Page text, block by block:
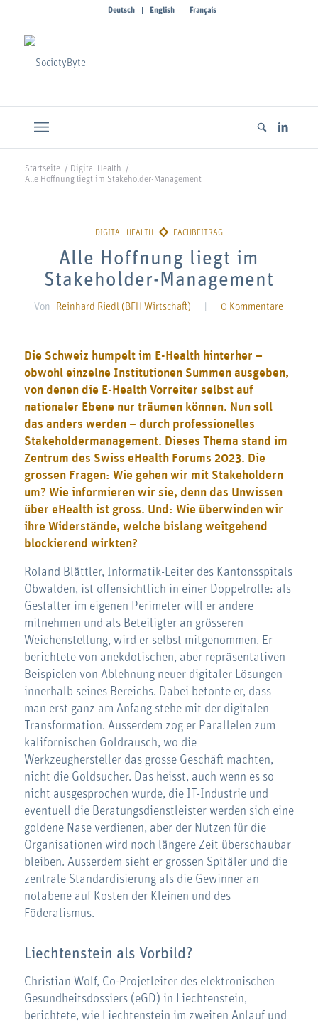
Deutsch English Français
Startseite / Digital Health
/
Alle Hoffnung liegt im Stakeholder-Management
Alle Hoffnung liegt im
Stakeholder-Management
Von Reinhard Riedl (BFH Wirtschaft) 0 Kommentare
Die Schweiz humpelt im E-Health hinterher –
obwohl einzelne Institutionen Summen ausgeben,
von denen die E-Health Vorreiter selbst auf
nationaler Ebene nur träumen können. Nun soll
das anders werden – durch professionelles
Stakeholdermanagement. Dieses Thema stand im
Zentrum des Swiss eHealth Forums 2023. Die
grossen Fragen: Wie gehen wir mit Stakeholdern
um? Wie informieren wir sie, denn das Unwissen
über eHealth ist gross. Und: Wie überwinden wir
ihre Widerstände, welche bislang weitgehend
blockierend wirkten?
Roland Blättler, Informatik-Leiter des Kantonsspitals
Obwalden, ist offensichtlich in einer Doppelrolle: als
Gestalter im eigenen Perimeter will er andere
mitnehmen und als Beteiligter an grösseren
Weichenstellung, wird er selbst mitgenommen. Er
berichtete von anekdotischen, aber repräsentativen
Beispielen von Ablehnung neuer digitaler Lösungen
innerhalb seines Bereichs. Dabei betonte er, dass
man erst ganz am Anfang stehe mit der digitalen
Transformation. Ausserdem zog er Parallelen zum
kalifornischen Goldrausch, wo die
Werkzeughersteller das grosse Geschäft machten,
nicht die Goldsucher. Das heisst, auch wenn es so
nicht ausgesprochen wurde, die IT-Industrie und
eventuell die Beratungsdienstleister werden sich eine
goldene Nase verdienen, aber der Nutzen für die
Organisationen wird noch längere Zeit überschaubar
bleiben. Ausserdem sieht er grossen Spitäler und die
zentrale Standardisierung als die Gewinner an –
notabene auf Kosten der Kleinen und des
Föderalismus.
Liechtenstein als Vorbild?
Christian Wolf, Co-Projetleiter des elektronischen
Gesundheitsdossiers (eGD) in Liechtenstein,
berichtete, wie Liechtenstein im zweiten Anlauf und